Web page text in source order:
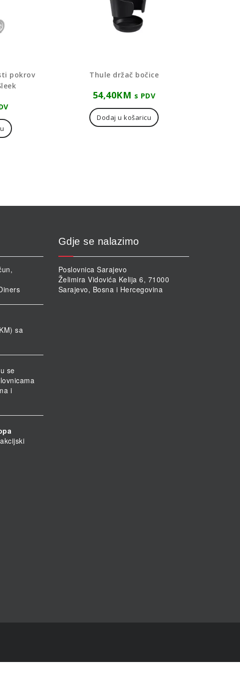
pokrov
Thule držač bočice
54,40KM s PDV
Dodaj u košaricu
sa
se
i
Gdje se nalazimo
Poslovnica Sarajevo
Želimira Vidovića Kelija 6, 71000
Sarajevo, Bosna i Hercegovina